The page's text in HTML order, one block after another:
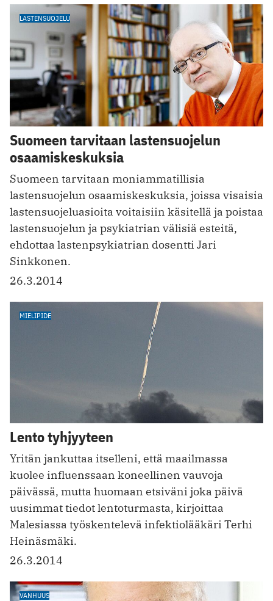
LASTENSUOJELU
Suomeen tarvitaan lastensuojelun
osaamiskeskuksia
Suomeen tarvitaan moniammatillisia
lastensuojelun osaamiskeskuksia, joissa visaisia
lastensuojeluasioita voitaisiin käsitellä ja poistaa
lastensuojelun ja psykiatrian välisiä esteitä,
ehdottaa lastenpsykiatrian dosentti Jari
Sinkkonen.
26.3.2014
MIELIPIDE
Lento tyhjyyteen
Yritän jankuttaa itselleni, että maailmassa
kuolee influenssaan koneellinen vauvoja
päivässä, mutta huomaan etsiväni joka päivä
uusimmat tiedot lentoturmasta, kirjoittaa
Malesiassa työskentelevä infektiolääkäri Terhi
Heinäsmäki.
26.3.2014
VANHUUS